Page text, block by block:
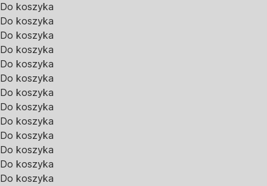
Do koszyka
Do koszyka
Do koszyka
Do koszyka
Do koszyka
Do koszyka
Do koszyka
Do koszyka
Do koszyka
Do koszyka
Do koszyka
Do koszyka
Do koszyka